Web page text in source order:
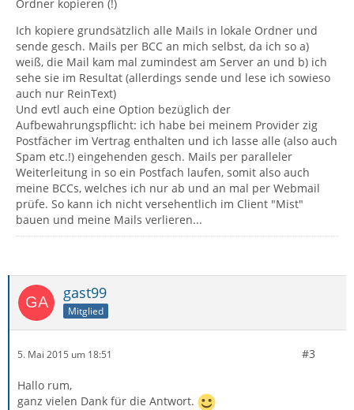
Ordner kopieren (!)
Ich kopiere grundsätzlich alle Mails in lokale Ordner und
sende gesch. Mails per BCC an mich selbst, da ich so a)
weiß, die Mail kam mal zumindest am Server an und b) ich
sehe sie im Resultat (allerdings sende und lese ich sowieso
auch nur ReinText)
Und evtl auch eine Option bezüglich der
Aufbewahrungspflicht: ich habe bei meinem Provider zig
Postfächer im Vertrag enthalten und ich lasse alle (also auch
Spam etc.!) eingehenden gesch. Mails per paralleler
Weiterleitung in so ein Postfach laufen, somit also auch
meine BCCs, welches ich nur ab und an mal per Webmail
prüfe. So kann ich nicht versehentlich im Client "Mist"
bauen und meine Mails verlieren...
gast99
Mitglied
5. Mai 2015 um 18:51 #3
Hallo rum,
ganz vielen Dank für die Antwort.